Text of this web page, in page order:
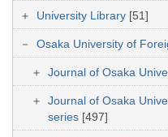
University Library [51]
Osaka University of
Journal of Osaka
Journal of Osaka
series [497]